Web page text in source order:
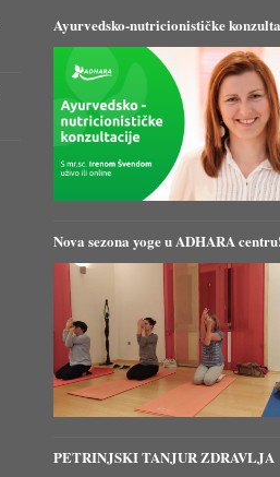
Ayurvedsko-nutricionističke
Nova sezona yoge u ADHARA
PETRINJSKI TANJUR ZDRAVLJA